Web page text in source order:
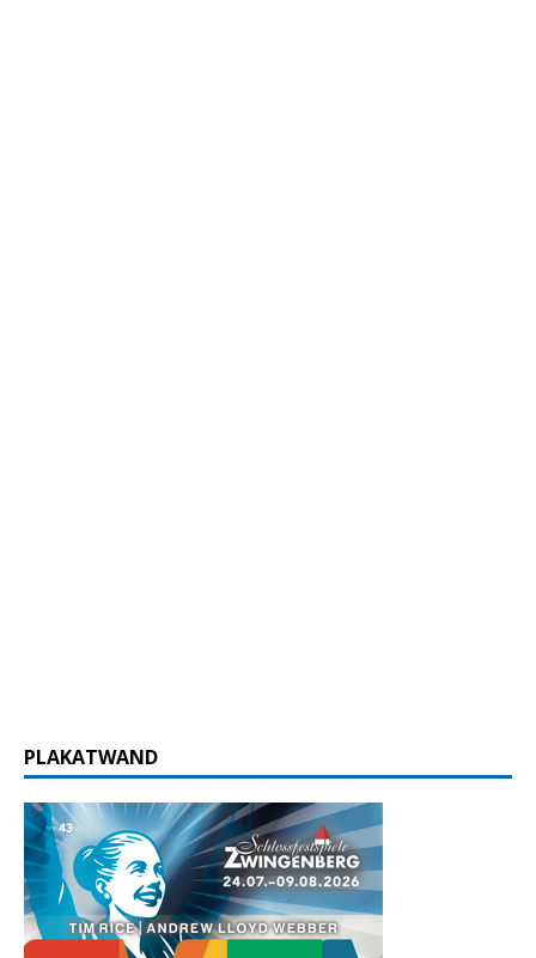
PLAKATWAND